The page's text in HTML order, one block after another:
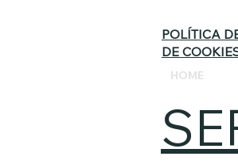
POLÍTICA
DE
HOME